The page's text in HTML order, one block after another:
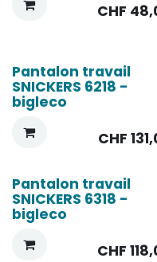
CHF
Pantalon travail
SNICKERS 6218 -
bigleco
CHF
Pantalon travail
SNICKERS 6318 -
bigleco
CHF